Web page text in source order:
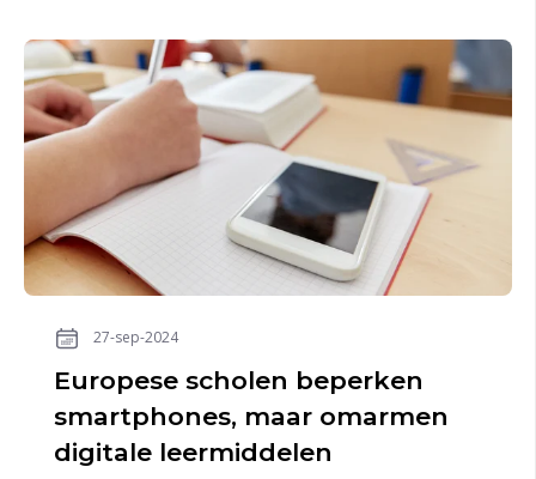
27-sep-2024
Europese scholen beperken
smartphones, maar omarmen
digitale leermiddelen